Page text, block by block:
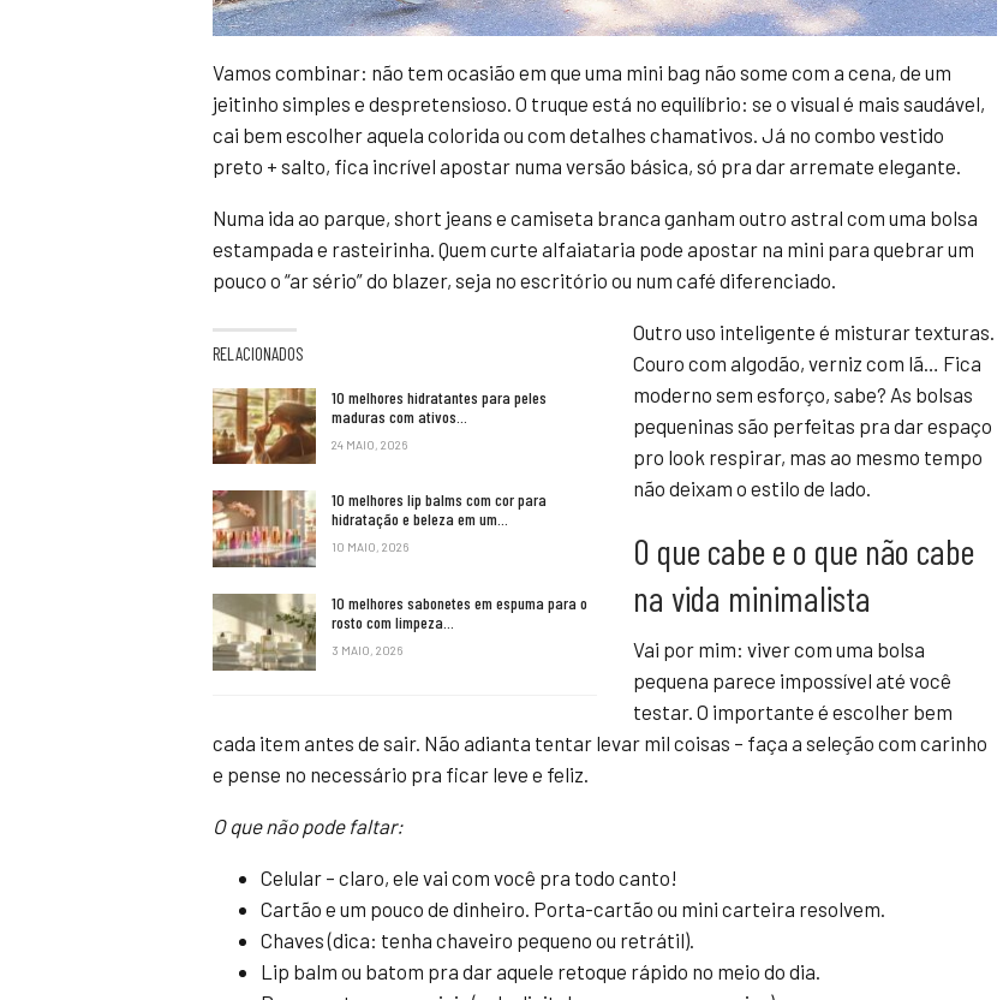
Vamos combinar: não tem ocasião em que uma mini bag não some com a cena, de um
jeitinho simples e despretensioso. O truque está no equilíbrio: se o visual é mais saudável,
cai bem escolher aquela colorida ou com detalhes chamativos. Já no combo vestido
preto + salto, fica incrível apostar numa versão básica, só pra dar arremate elegante.
Numa ida ao parque, short jeans e camiseta branca ganham outro astral com uma bolsa
estampada e rasteirinha. Quem curte alfaiataria pode apostar na mini para quebrar um
pouco o “ar sério” do blazer, seja no escritório ou num café diferenciado.
RELACIONADOS
10 melhores hidratantes para peles
maduras com ativos…
24 MAIO, 2026
10 melhores lip balms com cor para
hidratação e beleza em um…
10 MAIO, 2026
10 melhores sabonetes em espuma para o
rosto com limpeza…
3 MAIO, 2026
Outro uso inteligente é misturar texturas.
Couro com algodão, verniz com lã… Fica
moderno sem esforço, sabe? As bolsas
pequeninas são perfeitas pra dar espaço
pro look respirar, mas ao mesmo tempo
não deixam o estilo de lado.
O que cabe e o que não cabe
na vida minimalista
Vai por mim: viver com uma bolsa
pequena parece impossível até você
testar. O importante é escolher bem
cada item antes de sair. Não adianta tentar levar mil coisas – faça a seleção com carinho
e pense no necessário pra ficar leve e feliz.
O que não pode faltar:
Celular – claro, ele vai com você pra todo canto!
Cartão e um pouco de dinheiro. Porta-cartão ou mini carteira resolvem.
Chaves (dica: tenha chaveiro pequeno ou retrátil).
Lip balm ou batom pra dar aquele retoque rápido no meio do dia.